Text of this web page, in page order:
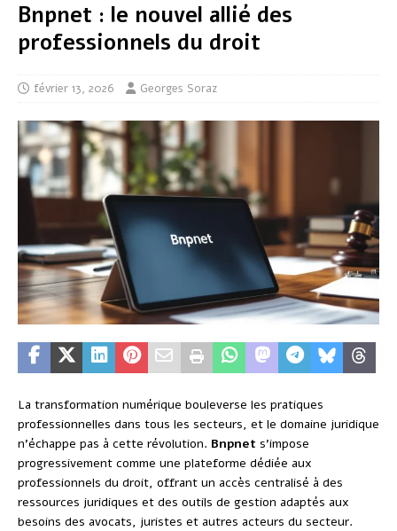
Bnpnet : le nouvel allié des
professionnels du droit
février 13, 2026 Georges Soraz
La transformation numérique bouleverse les pratiques
professionnelles dans tous les secteurs, et le domaine juridique
n’échappe pas à cette révolution. Bnpnet s’impose
progressivement comme une plateforme dédiée aux
professionnels du droit, offrant un accès centralisé à des
ressources juridiques et des outils de gestion adaptés aux
besoins des avocats, juristes et autres acteurs du secteur.